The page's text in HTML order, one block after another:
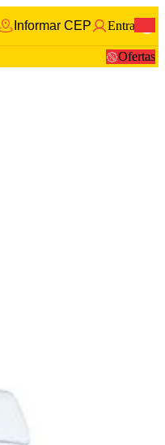
Informar CEP Entrar
Ofertas